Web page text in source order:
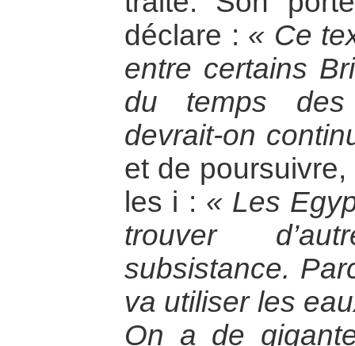
déclare : « Ce
entre certains
du temps des
devrait-on
et de
les i : « Les
trouver
subsistance.
va utiliser les
On a de